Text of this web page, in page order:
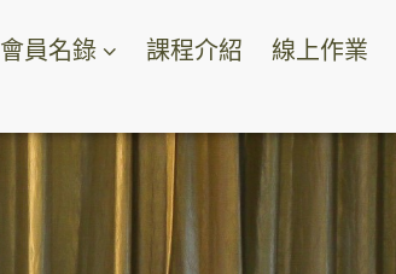
會員名錄 課程介紹 線上作業